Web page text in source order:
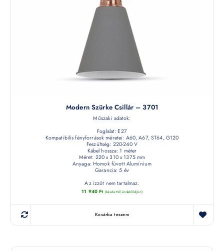
Modern Szürke Csillár – 3701
Műszaki adatok:
Foglalat: E27
Kompatibilis fényforrások méretei: A60, A67, ST64, G120
Feszültség: 220-240 V
Kábel hossza: 1 méter
Méret: 220 x 310 x 1375 mm
Anyaga: Homok fúvott Alumínium
Garancia: 5 év
Az izzót nem tartalmaz.
11 940Ft (készletről érdeklődjön)
Kosárba teszem